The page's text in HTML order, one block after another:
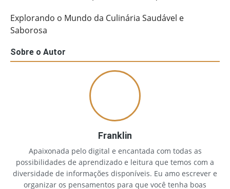
Explorando o Mundo da Culinária Saudável e
Saborosa
Sobre o Autor
Franklin
Apaixonada pelo digital e encantada com todas as
possibilidades de aprendizado e leitura que temos com a
diversidade de informações disponíveis. Eu amo escrever e
organizar os pensamentos para que você tenha boas